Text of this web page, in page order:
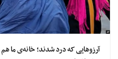
آرزوهایی که درد شدند؛ خانه‌ی ما